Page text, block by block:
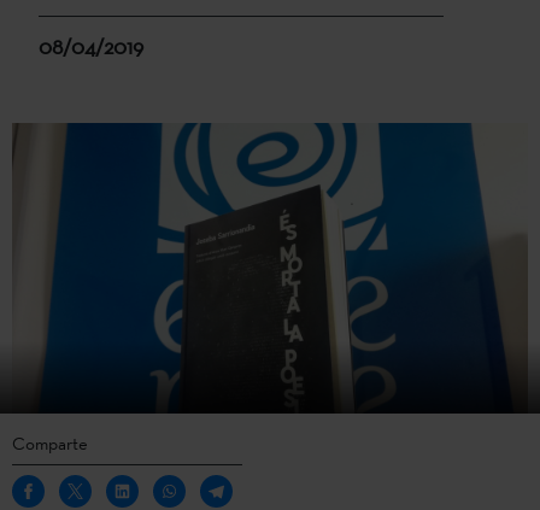
08/04/2019
Comparte